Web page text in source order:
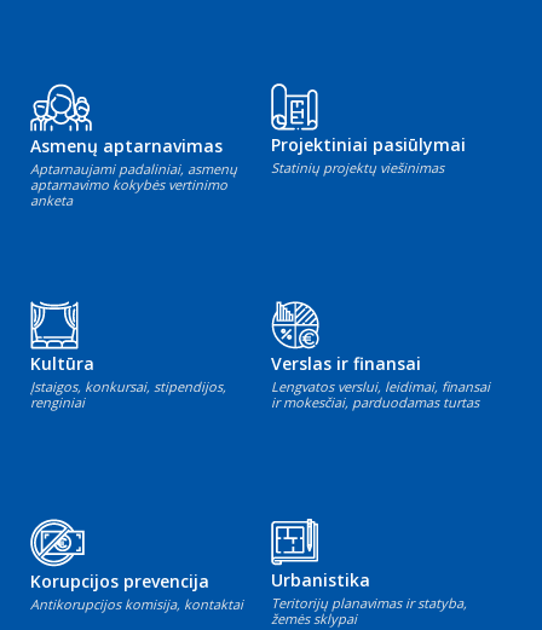
Asmenų aptarnavimas
Aptarnaujami padaliniai, asmenų
aptarnavimo kokybės vertinimo
anketa
Projektiniai pasiūlymai
Statinių projektų viešinimas
Kultūra
Įstaigos, konkursai, stipendijos,
renginiai
Verslas ir finansai
Lengvatos verslui, leidimai, finansai
ir mokesčiai, parduodamas turtas
Korupcijos prevencija
Antikorupcijos komisija, kontaktai
Urbanistika
Teritorijų planavimas ir statyba,
žemės sklypai